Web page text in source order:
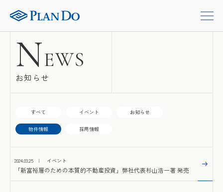
NEWS
お知らせ
すべて イベント お知らせ
物件情報 採用情報
2024.03.25 イベント
「新富裕層のための本質的不動産投資」弊社代表杉山浩一著 発売